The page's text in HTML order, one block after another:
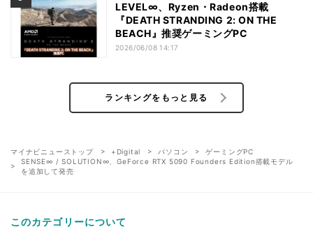
LEVEL∞、Ryzen・Radeon搭載
『DEATH STRANDING 2: ON THE
BEACH』推奨ゲーミングPC
2026/06/08 14:17
ランキングをもっと見る
マイナビニューストップ +Digital パソコン
ゲーミングPC
SENSE∞ / SOLUTION∞、GeForce RTX 5090 Founders Edition搭載モデル
を追加して発売
このカテゴリーについて